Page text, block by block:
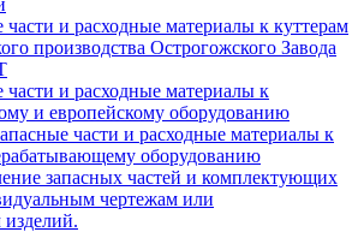
части и расходные материалы к куттерам
производства Острогожского Завода
части и расходные материалы к
и европейскому оборудованию
части и расходные материалы к
оборудованию
запасных частей и комплектующих
чертежам или
изделий.